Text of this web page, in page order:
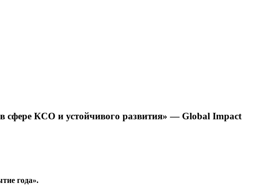
сфере КСО и устойчивого развития» — Global Impact
года».